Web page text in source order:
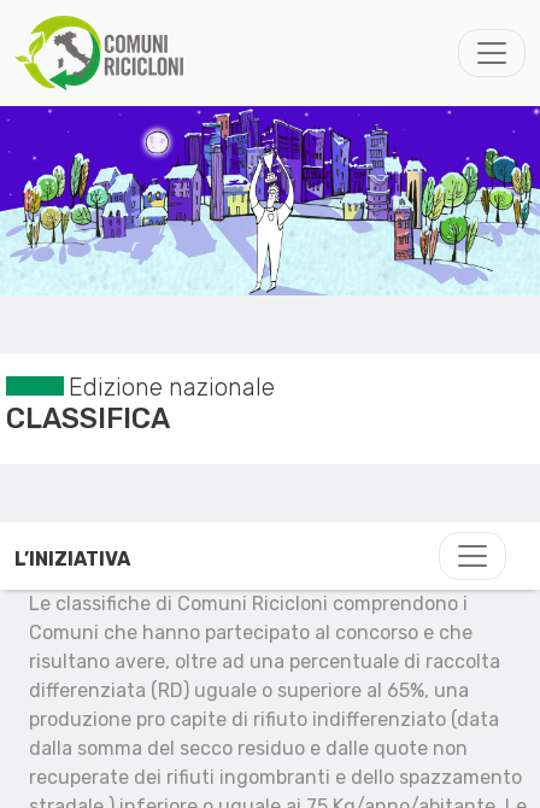
Edizione nazionale
CLASSIFICA
L’INIZIATIVA
Le classifiche di Comuni Ricicloni comprendono i
Comuni che hanno partecipato al concorso e che
risultano avere, oltre ad una percentuale di raccolta
differenziata (RD) uguale o superiore al 65%, una
produzione pro capite di rifiuto indifferenziato (data
dalla somma del secco residuo e dalle quote non
recuperate dei rifiuti ingombranti e dello spazzamento